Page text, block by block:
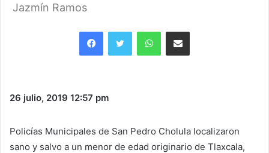
Jazmín Ramos
FacebookTwitter WhatsAppShare via Email
26 julio, 2019 12:57 pm
Policías Municipales de San Pedro Cholula localizaron
sano y salvo a un menor de edad originario de Tlaxcala,